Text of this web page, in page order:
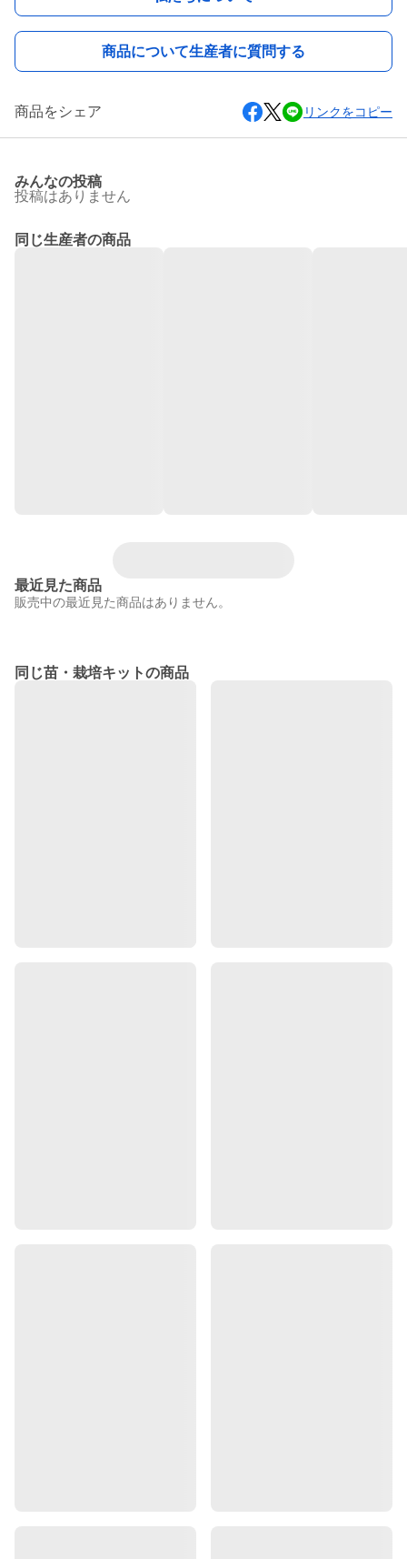
商品について生産者に質問する
商品をシェア リンクをコピー
みんなの投稿
投稿はありません
同じ生産者の商品
最近見た商品
販売中の最近見た商品はありません。
同じ苗・栽培キットの商品